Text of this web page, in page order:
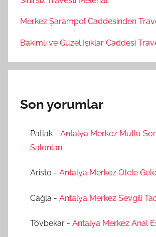
Merkez Şarampol Caddesinden
Bakımlı ve Güzel Işıklar Caddesi
Son yorumlar
Patlak - Antalya Merkez Mutlu
Salonları
Aristo - Antalya Merkez Otele
Cağla - Antalya Merkez Sevgili
Tövbekar - Antalya Merkez Anal